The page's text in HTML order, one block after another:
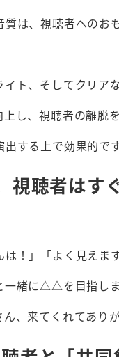
は、視聴者へのお
ト、そしてクリア
し、視聴者の離脱
する上で効果的です
視聴者はす
！」「よく見えま
緒に△△を目指し
、来てくれてあり